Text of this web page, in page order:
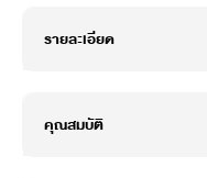
รายละเอียด
คุณสมบัติ